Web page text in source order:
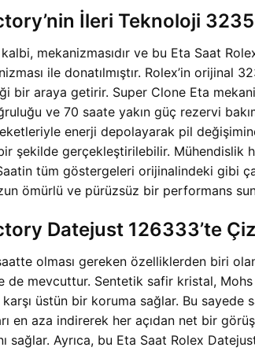
İleri Teknoloji
mekanizmasıdır ve bu Eta Saat
ile donatılmıştır. Rolex’in
bir araya getirir. Super Clone Eta
ve 70 saate yakın güç rezervi
enerji depolayarak pil
şekilde gerçekleştirilebilir. Mühendislik
tüm göstergeleri orijinalindeki gibi
ömürlü ve pürüzsüz bir performans
Datejust 126333’te
olması gereken özelliklerden biri
de mevcuttur. Sentetik safir kristal,
üstün bir koruma sağlar. Bu sayede
en aza indirerek her açıdan net bir
sağlar. Ayrıca, bu Eta Saat Rolex